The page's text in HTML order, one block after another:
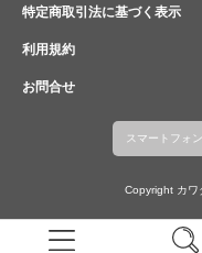
特定商取引法に基づく表示
利用規約
お問合せ
スマートフォ
Copyright カワ